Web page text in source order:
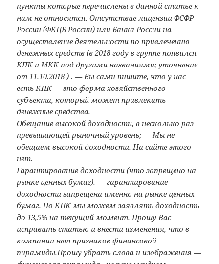
пункты которые перечислены в данной статье к
нам не относятся. Отсутствие лицензии ФСФР
России (ФКЦБ России) или Банка России на
осуществление деятельности по привлечению
денежных средств (в 2018 году в группе появился
КПК и МКК под другими названиями; уточнение
от 11.10.2018 ) . — Вы сами пишите, что у нас
есть КПК — это форма хозяйственного
субъекта, который может привлекать
денежные средства.
Обещание высокой доходности, в несколько раз
превышающей рыночный уровень; — Мы не
обещаем высокой доходности. На сайте этого
нет.
Гарантирование доходности (что запрещено на
рынке ценных бумаг). — гарантирование
доходности запрещена именно на рынке ценных
бумаг. По КПК мы можем заявлять доходность
до 13,5% на текущий момент. Прошу Вас
исправить статью и внести изменения, что в
компании нет признаков финансовой
пирамиды.Прошу убрать слова и изображения —